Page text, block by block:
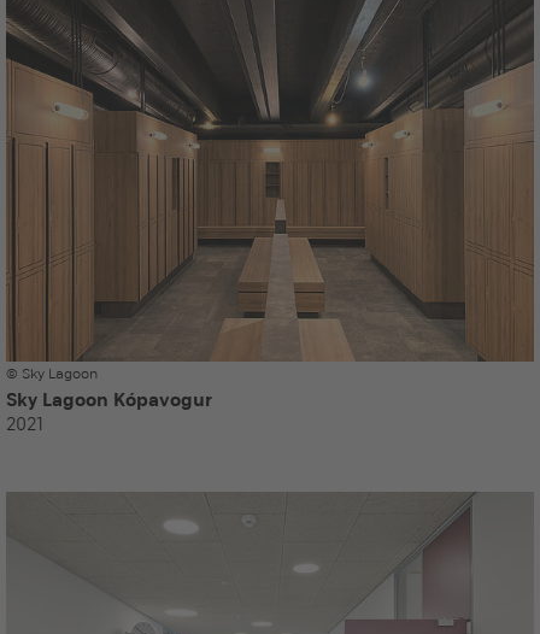
© Sky Lagoon
Sky Lagoon Kópavogur
2021